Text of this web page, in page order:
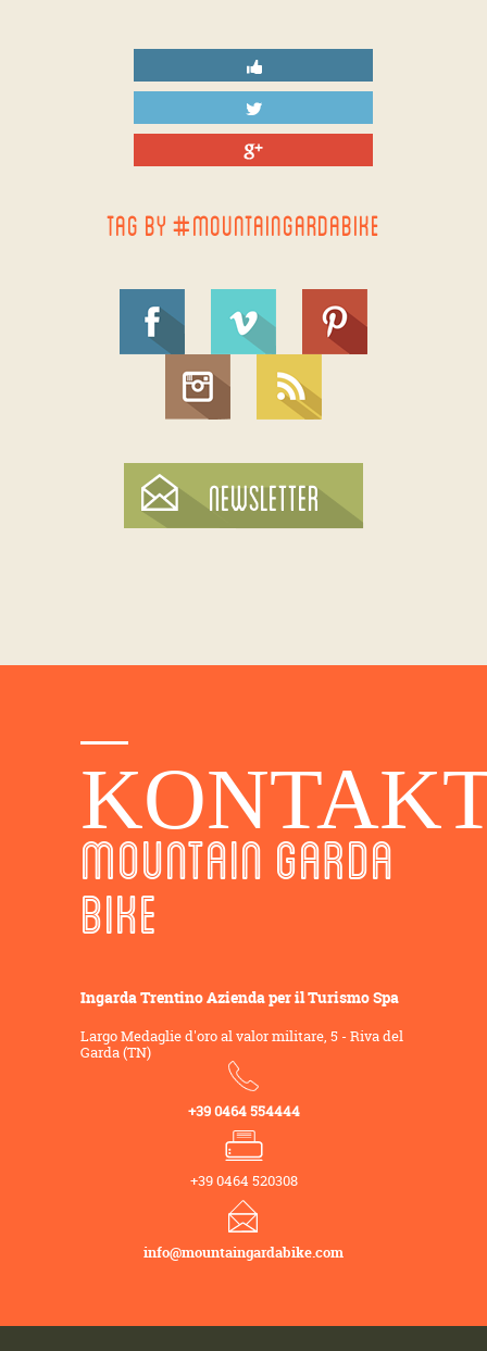
TAG BY #MOUNTAINGARDABIKE
MOUNTAIN GARDA
BIKE
Ingarda Trentino Azienda per il Turismo Spa
Largo Medaglie d'oro al valor militare, 5 - Riva del
Garda (TN)
+39 0464 554444
+39 0464 520308
info@mountaingardabike.com